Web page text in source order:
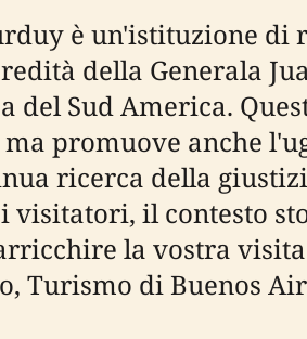
è un'istituzione
della Generala
Sud America.
promuove anche
ricerca della
il contesto
la vostra
Turismo di Buenos